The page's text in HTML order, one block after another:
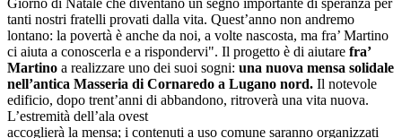
tanti nostri fratelli provati dalla vita. Quest’anno non andremo
lontano: la povertà è anche da noi, a volte nascosta, ma fra’ Martino
ci aiuta a conoscerla e a rispondervi". Il progetto è di aiutare fra’
Martino a realizzare uno dei suoi sogni: una nuova mensa solidale
nell’antica Masseria di Cornaredo a Lugano nord. Il notevole
edificio, dopo trent’anni di abbandono, ritroverà una vita nuova.
L’estremità dell’ala ovest
accoglierà la mensa; i contenuti a uso comune saranno organizzati